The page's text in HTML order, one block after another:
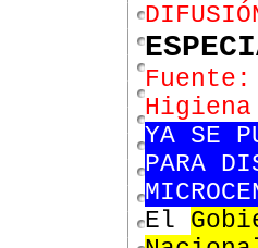
Higiena
YA SE
PARA
El